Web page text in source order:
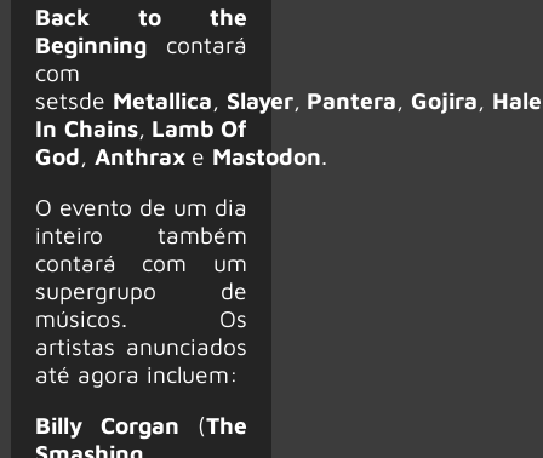
Back to the
Beginning contará
com
setsde Metallica, Slayer, Pantera, Gojira,
In Chains, Lamb Of
God, Anthrax e Mastodon.
O evento de um dia
inteiro também
contará com um
supergrupo de
músicos. Os
artistas anunciados
até agora incluem:
Billy Corgan (The